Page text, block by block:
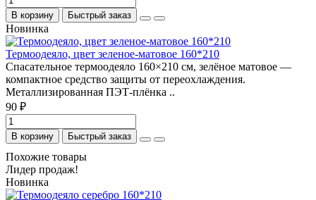
В корзину Быстрый заказ
Новинка
Термоодеяло, цвет зеленое-матовое 160*210
Спасательное термоодеяло 160×210 см, зелёное матовое —
компактное средство защиты от переохлаждения.
Металлизированная ПЭТ-плёнка ..
90 ₽
В корзину Быстрый заказ
Похожие товары
Лидер продаж!
Новинка